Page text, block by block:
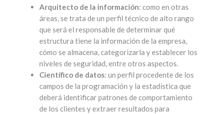
Arquitecto de la información: como en otras
áreas, se trata de un perfil técnico de alto rango
que será el responsable de determinar qué
estructura tiene la información de la empresa,
cómo se almacena, categorizarla y establecer los
niveles de seguridad, entre otros aspectos.
Científico de datos: un perfil procedente de los
campos de la programación y la estadística que
deberá identificar patrones de comportamiento
de los clientes y extraer resultados para